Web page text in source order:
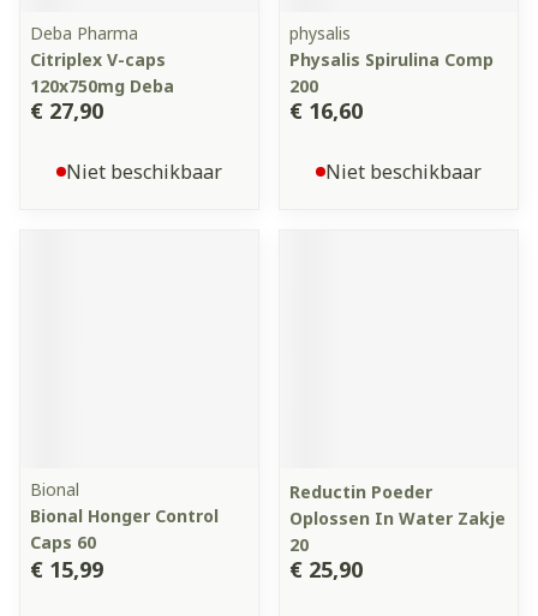
Deba Pharma
Citriplex V-caps
120x750mg Deba
€ 27,90
Niet beschikbaar
physalis
Physalis Spirulina Comp
200
€ 16,60
Niet beschikbaar
Bional
Bional Honger Control
Caps 60
€ 15,99
Reductin Poeder
Oplossen In Water Zakje
20
€ 25,90